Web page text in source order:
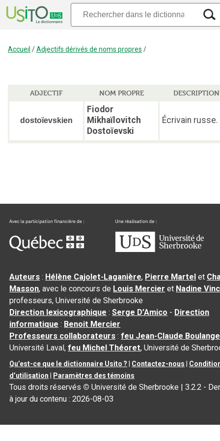
Accueil /Adjectifs dérivés de noms propres /
ADJECTIF NOM PROPRE DESCRIPTION
dostoïevskien
Fiodor
Mikhaïlovitch
Dostoïevski
Écrivain russe.
Auteurs : Hélène Cajolet-Laganière, Pierre Martel et
Masson, avec le concours de Louis Mercier et Nadine
professeurs, Université de Sherbrooke
Direction lexicographique :Serge D’Amico - Direction
informatique : Benoit Mercier
Professeurs collaborateurs :feu Jean-Claude
Université Laval,feu Michel Théoret, Université de
Qu’est-ce que le dictionnaire Usito ? Contactez-nous
d’utilisation
Paramètres des témoins
Tous droits réservés © Université de Sherbrooke |3.2.2 -
à jour du contenu :2026-08-03